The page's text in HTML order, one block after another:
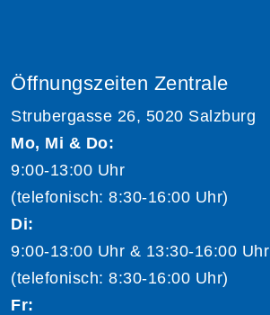
Öffnungszeiten Zentrale
Strubergasse 26, 5020 Salzburg
Mo, Mi & Do:
9:00-13:00 Uhr
(telefonisch: 8:30-16:00 Uhr)
Di:
9:00-13:00 Uhr & 13:30-16:00 Uhr
(telefonisch: 8:30-16:00 Uhr)
Fr: